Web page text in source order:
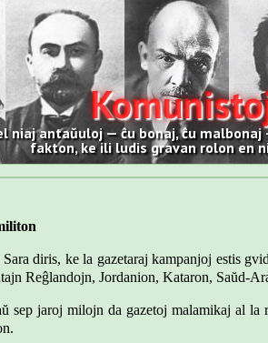
niaj antaŭuloj — ĉu bonaj, ĉu
fakton, ke ili ludis gravan rolon en
diris, ke la gazetaraj kampanjoj estis
Reĝlandojn, Jordanion, Kataron, Saŭd-
sep jaroj milojn da gazetoj malamikaj al